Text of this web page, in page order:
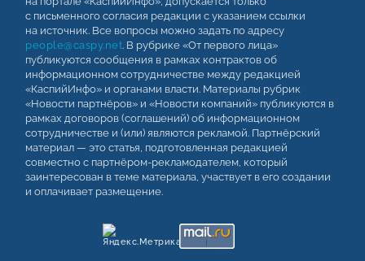
с письменного согласия редакции с указанием ссылки
на источник. Все вопросы можно задать по адресу
people@caspy.net. В рубрике «От первого лица»
публикуются сообщения в рамках контрактов об
информационном сотрудничестве между редакцией
«КаспийИнфо» и органами власти. Материалы рубрик
«Новости партнёров» и «Новости компаний» публикуются в
рамках договоров (соглашений) об информационном
сотрудничестве и (или) являются рекламой. Партнёрский
материал — это статья, подготовленная редакцией
совместно с партнёром-рекламодателем, который
заинтересован в теме материала, участвует в его создании
и оплачивает размещение.